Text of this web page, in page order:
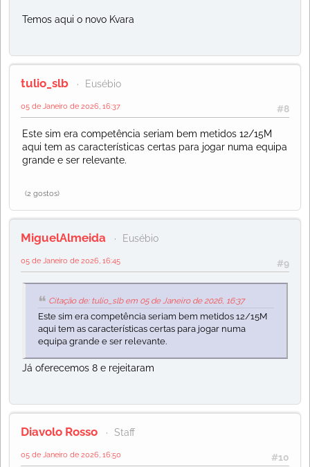
Temos aqui o novo Kvara
tulio_slb Eusébio
#8
05 de Janeiro de 2026, 16:37
Este sim era competência seriam bem metidos 12/15M
aqui tem as características certas para jogar numa equipa
grande e ser relevante.
(2 gostos)
MiguelAlmeida Eusébio
#9
05 de Janeiro de 2026, 16:45
Citação de: tulio_slb em 05 de Janeiro de 2026, 16:37
Este sim era competência seriam bem metidos 12/15M
aqui tem as características certas para jogar numa
equipa grande e ser relevante.
Já oferecemos 8 e rejeitaram
Diavolo Rosso Staff
#10
05 de Janeiro de 2026, 16:50